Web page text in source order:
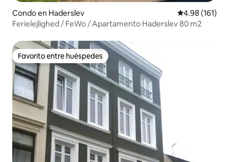
Condo en Haderslev Calificación
4.98 (161)
Ferielejlighed / FeWo / Apartamento Haderslev 80 m2
Favorito entre huéspedes
Favorito entre huéspedes